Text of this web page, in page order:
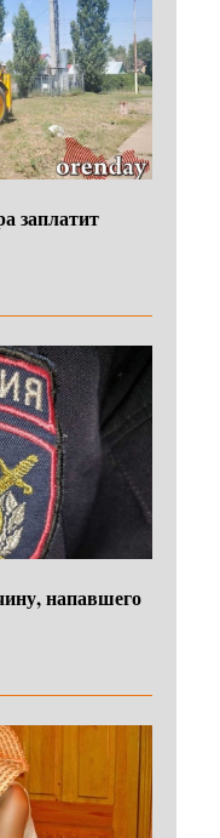
заплатит
напавшего